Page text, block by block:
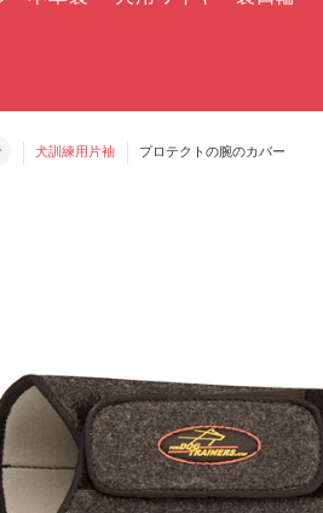
犬訓練用片袖 プロテクトの腕のカバー